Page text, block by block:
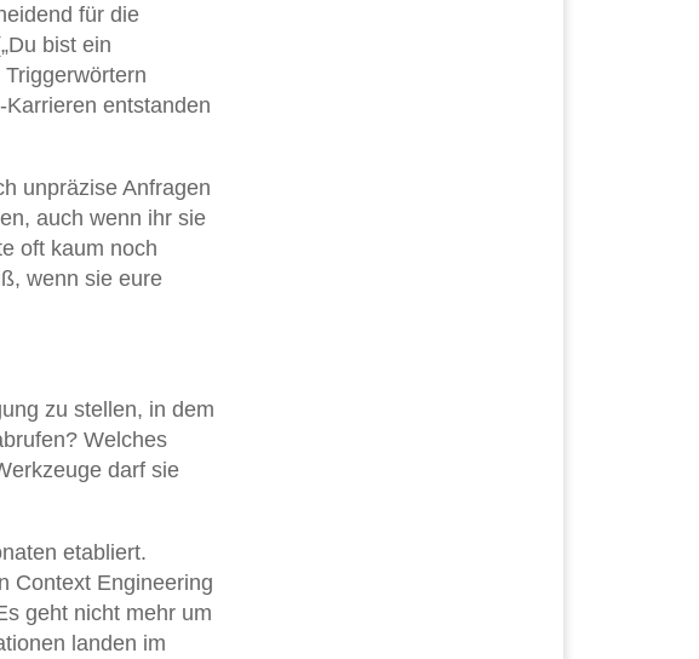
für die
bist ein
entstanden
unpräzise Anfragen
auch wenn ihr sie
oft kaum noch
wenn sie eure
zu stellen, in dem
Welches
darf sie
etabliert.
Context Engineering
geht nicht mehr um
landen im